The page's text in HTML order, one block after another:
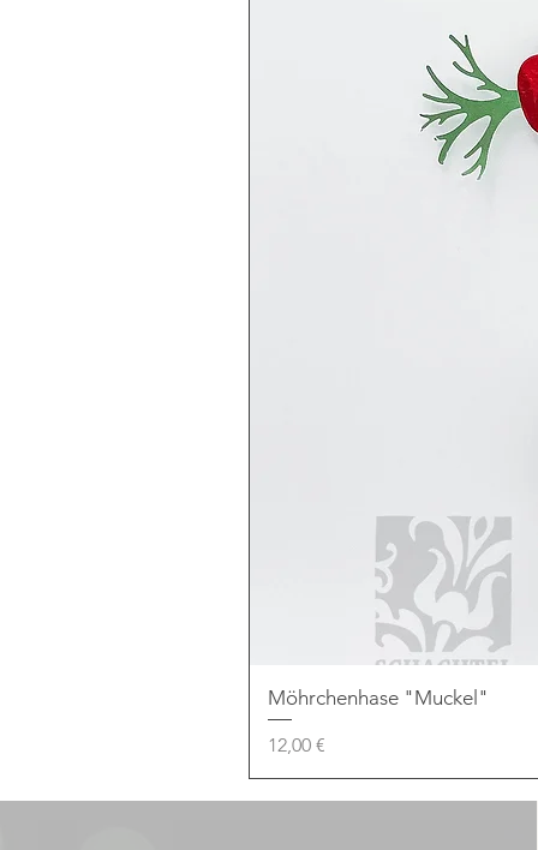
Möhrchenhase "Muckel"
Preis
12,00 €